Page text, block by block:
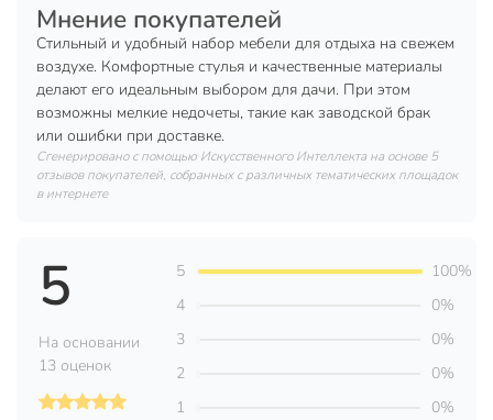
Стол - 1 шт.
Стулья - 4 шт. (штабелируются).
Характеристики:
Размер стола: 120х80х71 см.
Размер стула: 53х83х40 см.
Отверстие под зонт: нет.
Максимальная нагрузка на кресло: до 100 кг.
Преимущества:
Данный комплект садовой мебели - идеальный
Мнение покупателей
Стильный и удобный набор мебели для отдыха на свежем
воздухе. Комфортные стулья и качественные материалы
делают его идеальным выбором для дачи. При этом
возможны мелкие недочеты, такие как заводской брак
или ошибки при доставке.
Сгенерировано с помощью Искусственного Интеллекта на основе 5
отзывов покупателей, собранных с различных тематических площадок
в интернете
5
На основании
13 оценок
5
100%
4
0%
3
0%
2
0%
1
0%